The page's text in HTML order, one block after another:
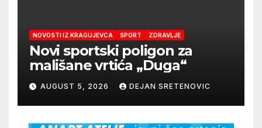
NOVOSTI IZ KRAGUJEVCA SPORT ZDRAVLJE
Novi sportski poligon za
mališane vrtića „Duga“
AUGUST 5, 2026 DEJAN SRETENOVIC